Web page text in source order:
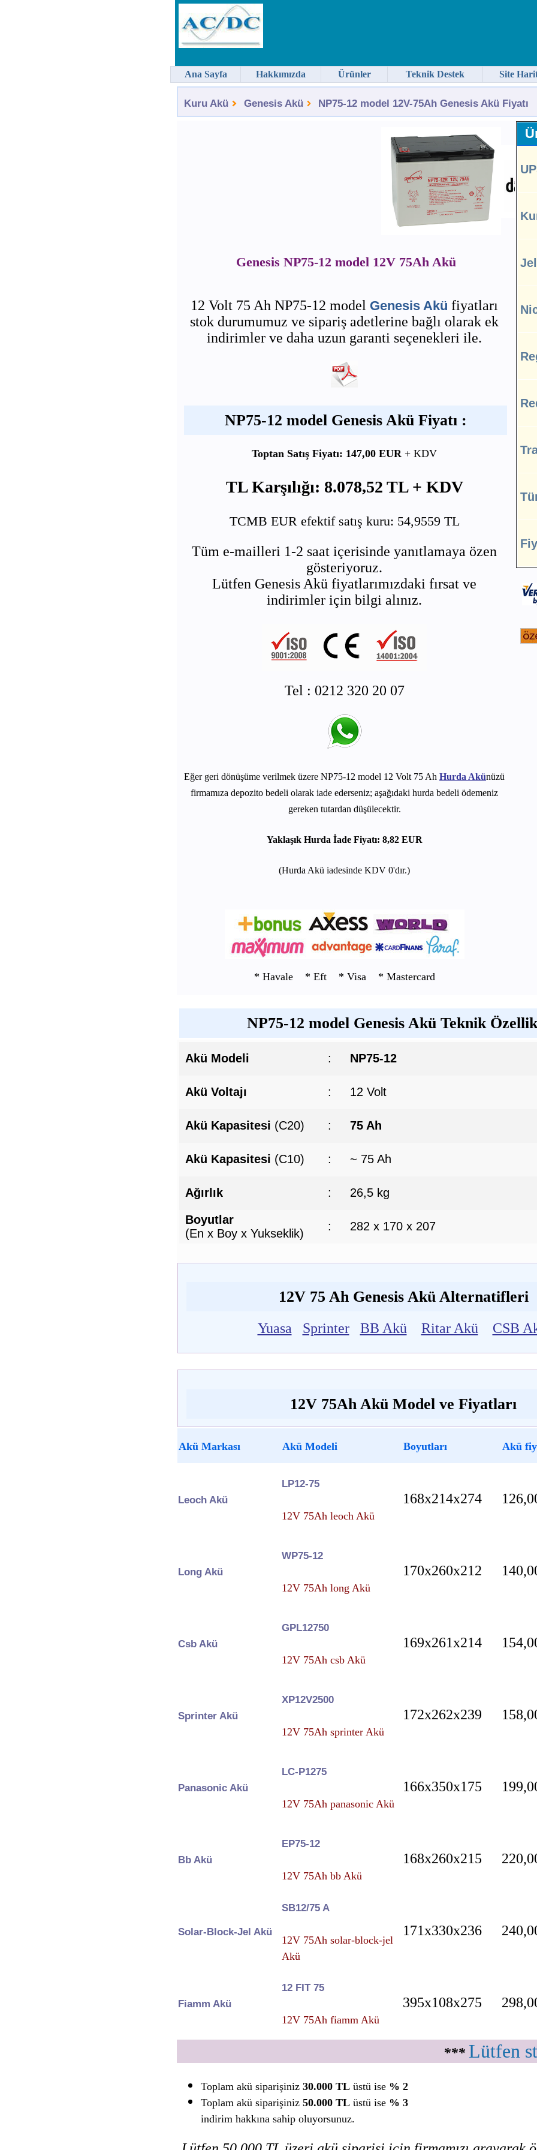
Kuru Akü Genesis Akü NP75-12 model 12V-75Ah Genesis Akü Fiyatı
Genesis NP75-12 model 12V 75Ah Akü
12 Volt 75 Ah NP75-12 model Genesis Akü fiyatları
stok durumumuz ve sipariş adetlerine bağlı olarak ek
indirimler ve daha uzun garanti seçenekleri ile.
NP75-12 model Genesis Akü Fiyatı :
Toptan Satış Fiyatı: 147,00 EUR + KDV
TL Karşılığı: 8.078,52 TL + KDV
TCMB EUR efektif satış kuru: 54,9559 TL
Tüm e-mailleri 1-2 saat içerisinde yanıtlamaya özen
gösteriyoruz.
Lütfen Genesis Akü fiyatlarımızdaki fırsat ve
indirimler için bilgi alınız.
Tel : 0212 320 20 07
Eğer geri dönüşüme verilmek üzere NP75-12 model 12 Volt 75 Ah Hurda Akünüzü
firmamıza depozito bedeli olarak iade ederseniz; aşağıdaki hurda bedeli ödemeniz
gereken tutardan düşülecektir.
Yaklaşık Hurda İade Fiyatı: 8,82 EUR
(Hurda Akü iadesinde KDV 0'dır.)
* Havale * Eft * Visa * Mastercard
NP75-12 model Genesis Akü Teknik
Akü Modeli : NP75-12
Akü Voltajı : 12 Volt
Akü Kapasitesi (C20) : 75 Ah
Akü Kapasitesi (C10) : ~ 75 Ah
Ağırlık : 26,5 kg
Boyutlar
(En x Boy x Yukseklik)
: 282 x 170 x 207
12V 75 Ah Genesis Akü Alternatifleri
Yuasa Sprinter BB Akü Ritar Akü CSB
12V 75Ah Akü Model ve Fiyatları
Akü Markası Akü Modeli Boyutları Akü
Leoch Akü
LP12-75
12V 75Ah leoch Akü
168x214x274
Long Akü
WP75-12
12V 75Ah long Akü
170x260x212
Csb Akü
GPL12750
12V 75Ah csb Akü
169x261x214
Sprinter Akü
XP12V2500
12V 75Ah sprinter Akü
172x262x239
Panasonic Akü
LC-P1275
12V 75Ah panasonic Akü
166x350x175
Bb Akü
EP75-12
12V 75Ah bb Akü
168x260x215
Solar-Block-Jel Akü
SB12/75 A
12V 75Ah solar-block-jel
Akü
171x330x236
Fiamm Akü
12 FIT 75
12V 75Ah fiamm Akü
395x108x275
*** Lütfen
Toplam akü siparişiniz 30.000 TL üstü ise % 2
Toplam akü siparişiniz 50.000 TL üstü ise % 3
indirim hakkına sahip oluyorsunuz.
Ana Sayfa Hakkımızda Ürünler Teknik Destek Site